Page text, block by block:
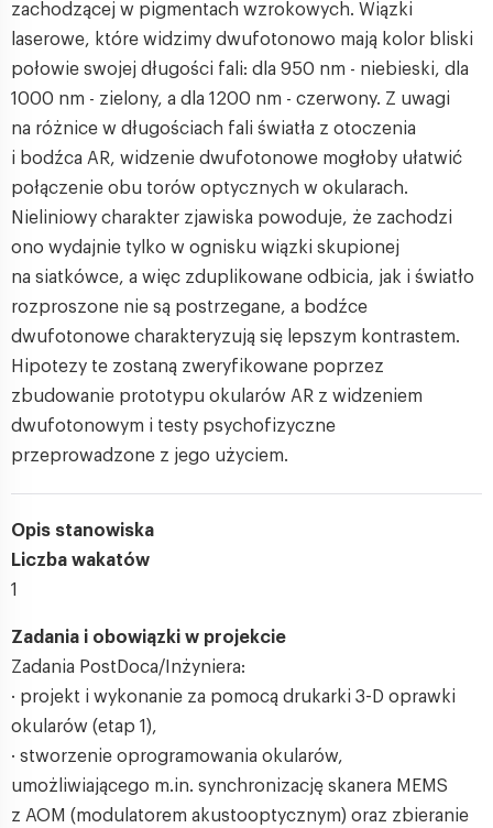
zachodzącej w pigmentach wzrokowych. Wiązki
laserowe, które widzimy dwufotonowo mają kolor bliski
połowie swojej długości fali: dla 950 nm - niebieski, dla
1000 nm - zielony, a dla 1200 nm - czerwony. Z uwagi
na różnice w długościach fali światła z otoczenia
i bodźca AR, widzenie dwufotonowe mogłoby ułatwić
połączenie obu torów optycznych w okularach.
Nieliniowy charakter zjawiska powoduje, że zachodzi
ono wydajnie tylko w ognisku wiązki skupionej
na siatkówce, a więc zduplikowane odbicia, jak i światło
rozproszone nie są postrzegane, a bodźce
dwufotonowe charakteryzują się lepszym kontrastem.
Hipotezy te zostaną zweryfikowane poprzez
zbudowanie prototypu okularów AR z widzeniem
dwufotonowym i testy psychofizyczne
przeprowadzone z jego użyciem.
Opis stanowiska
Liczba wakatów
1
Zadania i obowiązki w projekcie
Zadania PostDoca/Inżyniera:
· projekt i wykonanie za pomocą drukarki 3-D oprawki
okularów (etap 1),
· stworzenie oprogramowania okularów,
umożliwiającego m.in. synchronizację skanera MEMS
z AOM (modulatorem akustooptycznym) oraz zbieranie